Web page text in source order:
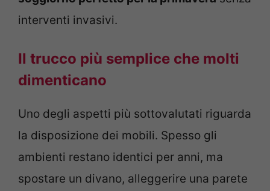
interventi invasivi.
Il trucco più semplice che molti
dimenticano
Uno degli aspetti più sottovalutati riguarda
la disposizione dei mobili. Spesso gli
ambienti restano identici per anni, ma
spostare un divano, alleggerire una parete